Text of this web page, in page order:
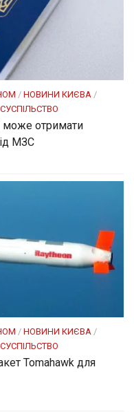
/ НОВИНИ КИЄВА /
СУСПІЛЬСТВО
може отримати
МЗС
/ НОВИНИ КИЄВА /
СУСПІЛЬСТВО
Tomahawk для